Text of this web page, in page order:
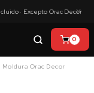
· Excepto Orac Decor
×
0
Moldura Orac Decor